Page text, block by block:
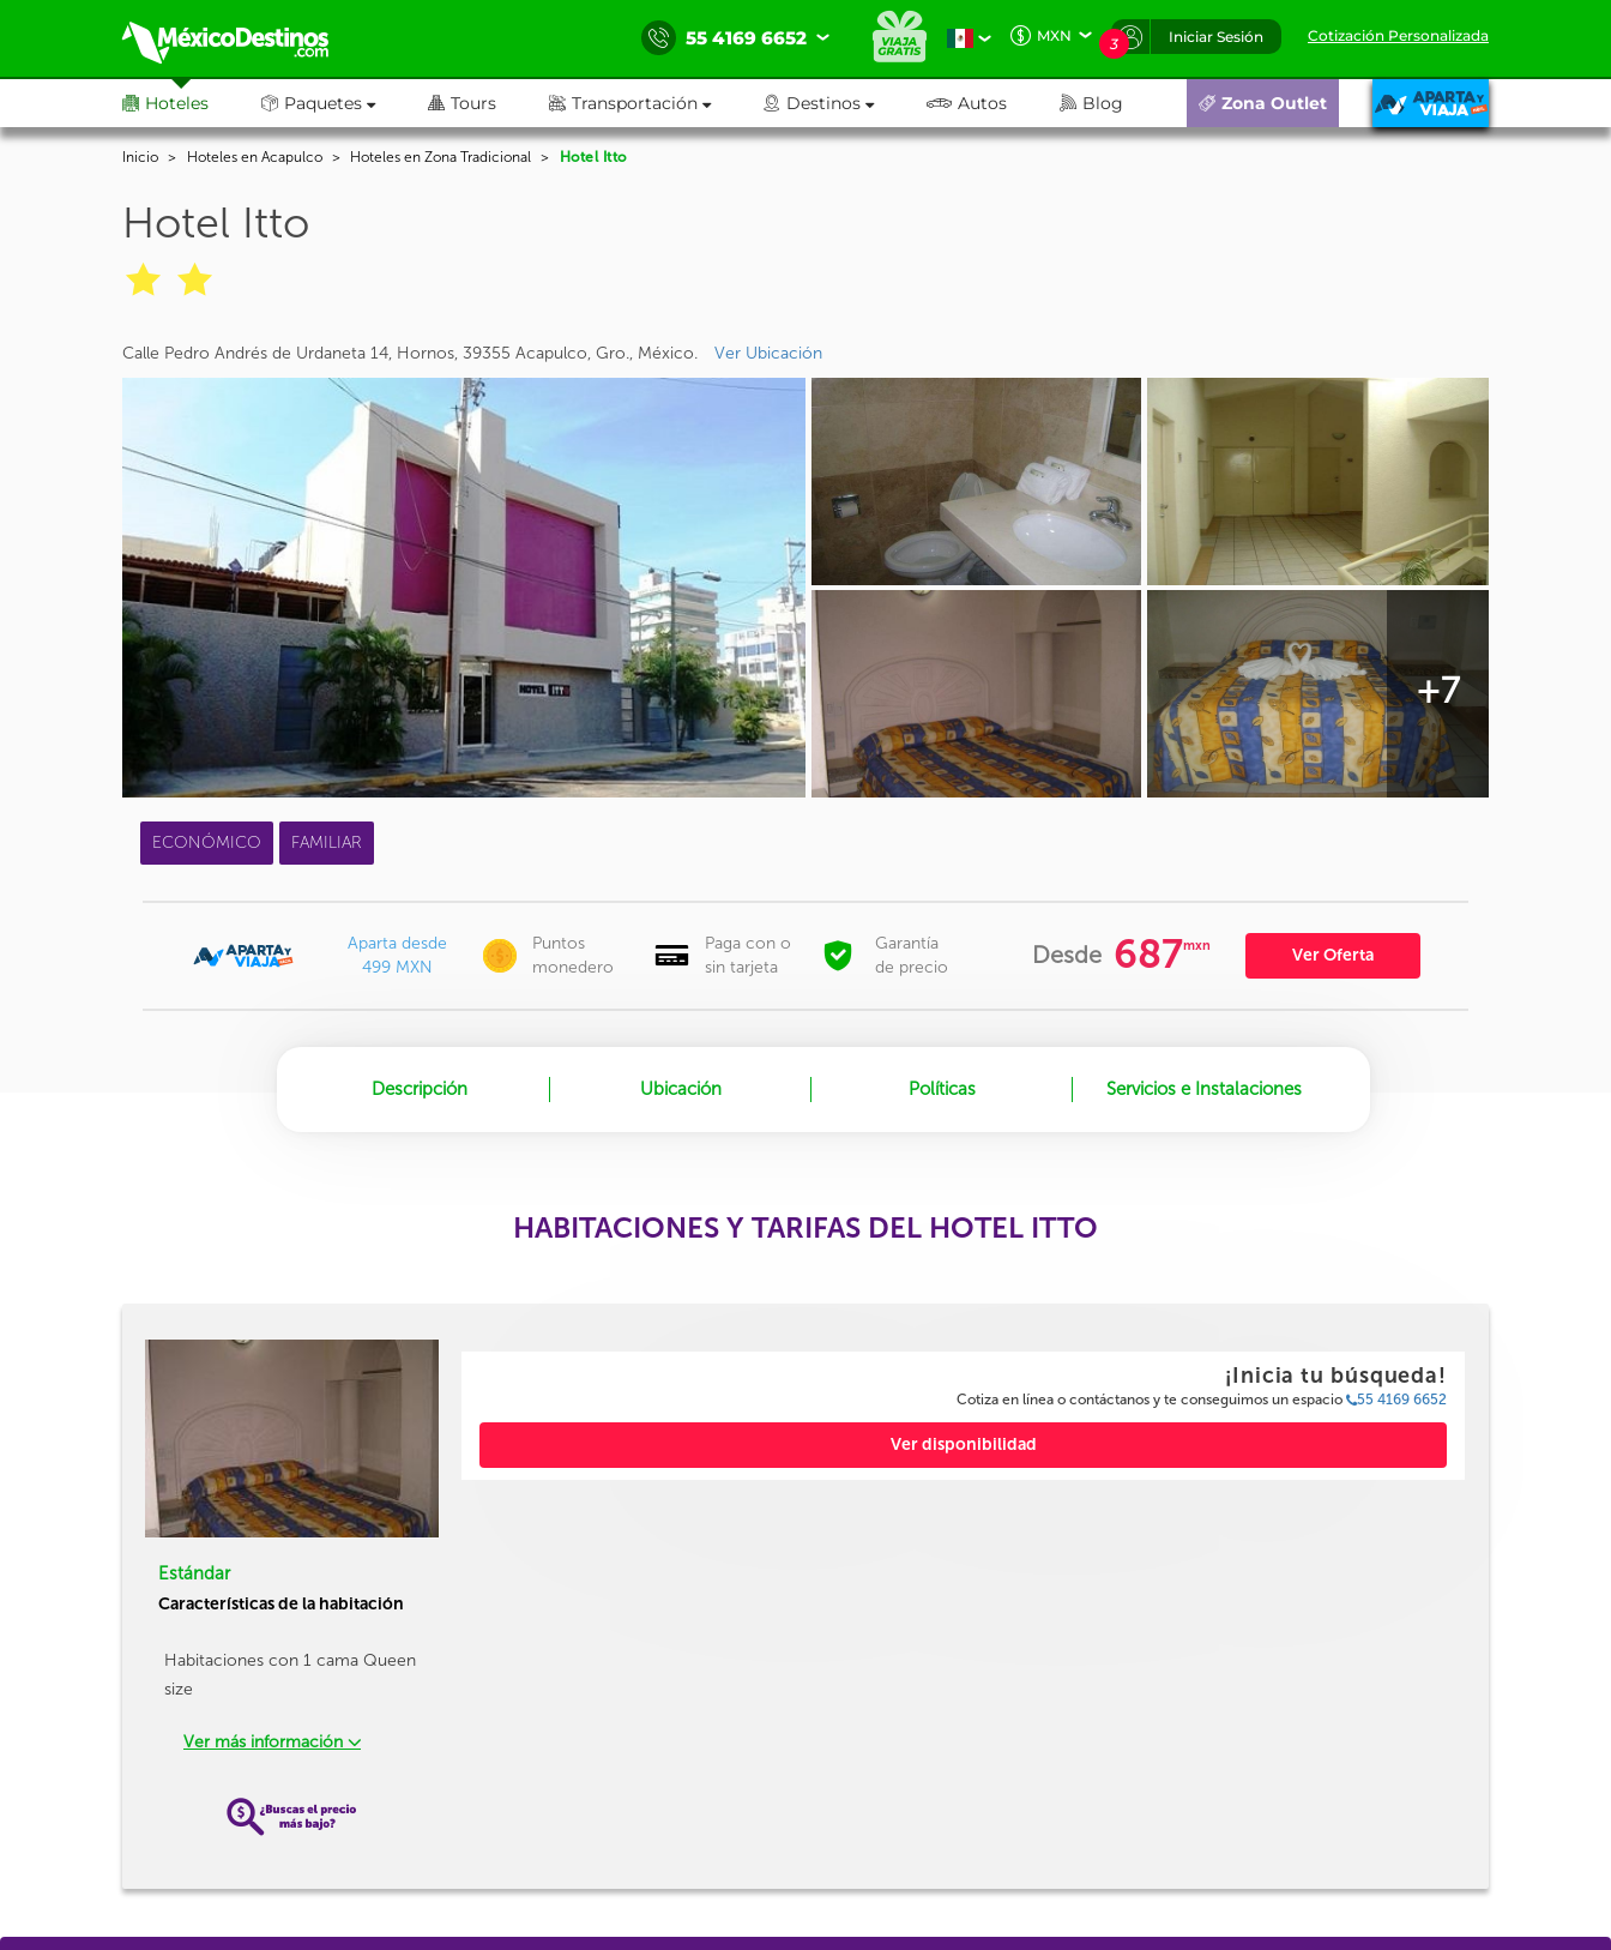
55 4169 6652 MXN 3 Iniciar Sesión Cotización Personalizada
Hoteles Paquetes Tours Transportación Destinos Autos Blog Zona Outlet
Inicio Hoteles en Acapulco Hoteles en Zona Tradicional Hotel Itto
Hotel Itto
Calle Pedro Andrés de Urdaneta 14, Hornos, 39355 Acapulco, Gro., México. Ver Ubicación
+7
ECONÓMICO FAMILIAR
Aparta desde
499 MXN
Puntos
monedero
Paga con o
sin tarjeta
Garantía
de precio
Desde 687mxn Ver Oferta
Descripción Ubicación Políticas Servicios e Instalaciones
HABITACIONES Y TARIFAS DEL HOTEL ITTO
Estándar
Características de la habitación
Habitaciones con 1 cama Queen
size
Ver más información
¡Inicia tu búsqueda!
Cotiza en línea o contáctanos y te conseguimos un espacio 55 4169 6652
Ver disponibilidad